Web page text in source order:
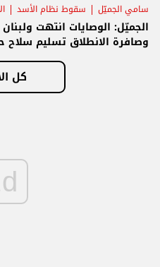
سامي الجميّل سقوط نظام الأسد
الجميّل: الوصايات انتهت
وصافرة الانطلاق تسليم سلاح
كل